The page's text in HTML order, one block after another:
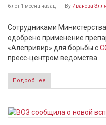
6 лет 1 месяц назад By Иванова Элля
Сотрудниками
одобрено применение
«Алепривир» для борьбы с
пресс-центром ведомства.
Подробнее